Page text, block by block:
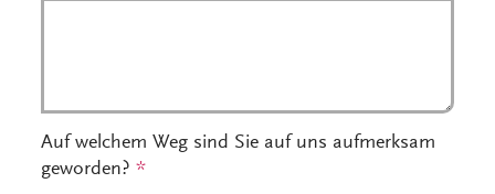
Auf welchem Weg sind Sie auf uns aufmerksam
geworden?*